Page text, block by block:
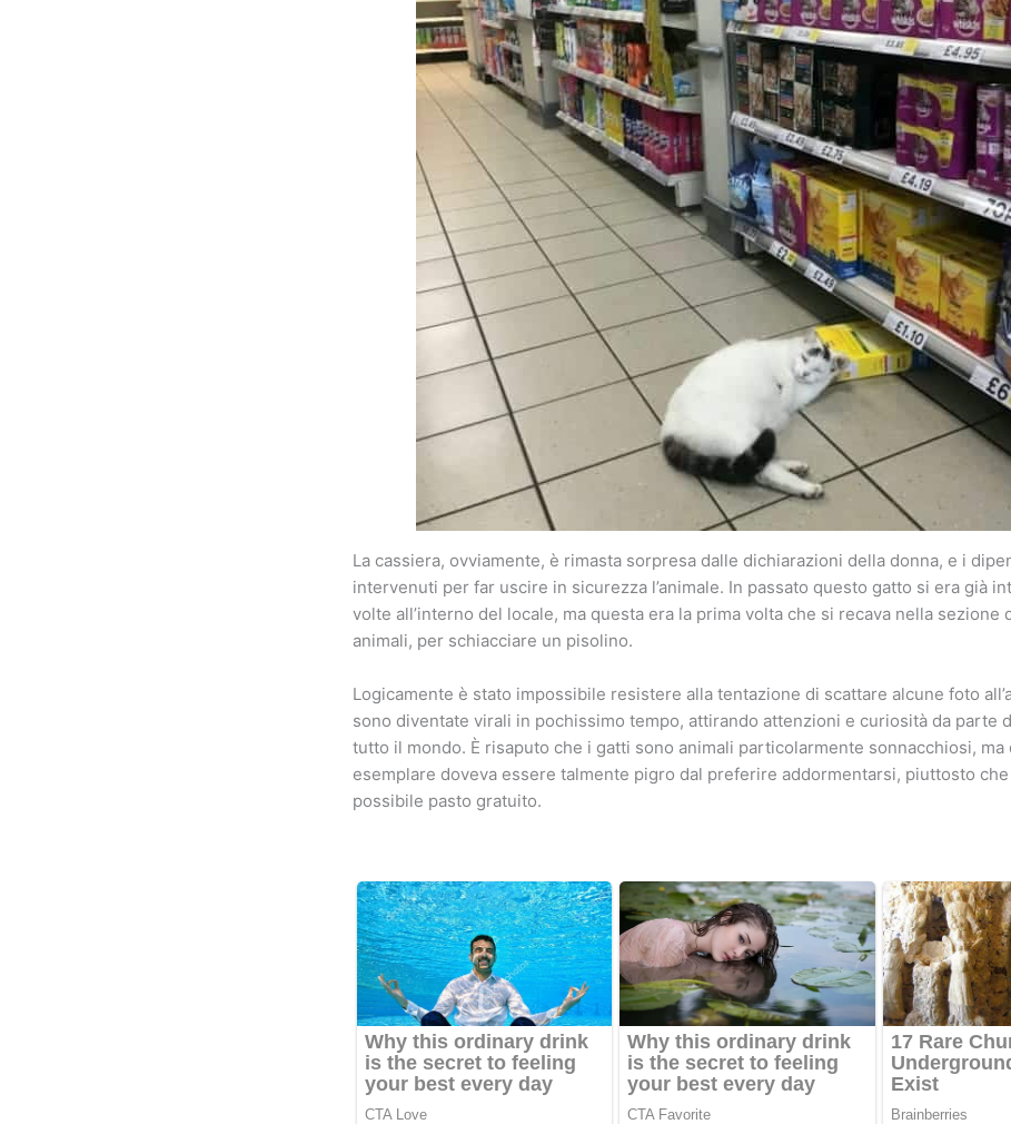
La cassiera, ovviamente, è rimasta sorpresa dalle dichiarazioni della donna, e i
intervenuti per far uscire in sicurezza l’animale. In passato questo gatto si era già
volte all’interno del locale, ma questa era la prima volta che si recava nella sezione
animali, per schiacciare un pisolino.
Logicamente è stato impossibile resistere alla tentazione di scattare alcune foto
sono diventate virali in pochissimo tempo, attirando attenzioni e curiosità da parte
tutto il mondo. È risaputo che i gatti sono animali particolarmente sonnacchiosi,
esemplare doveva essere talmente pigro dal preferire addormentarsi, piuttosto
possibile pasto gratuito.